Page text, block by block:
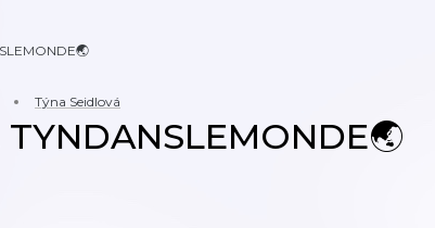
Týna Seidlová